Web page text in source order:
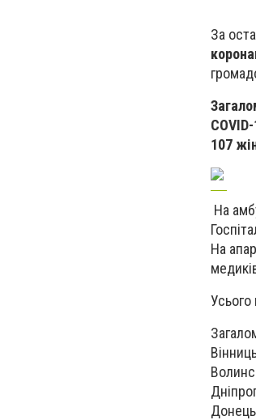
За
107
На
На
Усього